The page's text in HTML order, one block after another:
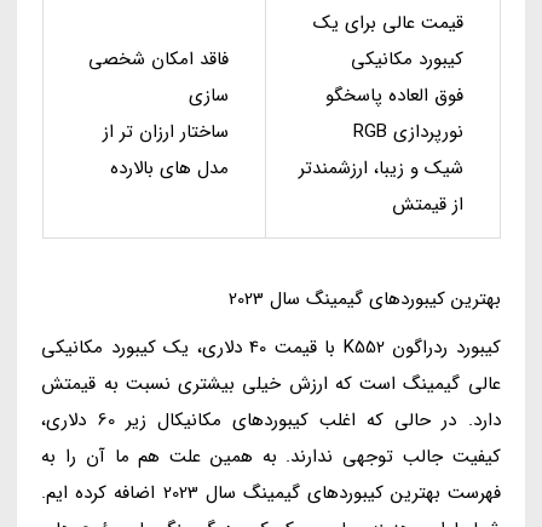
قیمت عالی برای یک
کیبورد مکانیکی
فوق العاده پاسخگو
نورپردازی RGB
شیک و زیبا، ارزشمندتر
از قیمتش
فاقد امکان شخصی
سازی
ساختار ارزان تر از
مدل های بالارده
بهترین کیبوردهای گیمینگ سال 2023
کیبورد ردراگون K552 با قیمت 40 دلاری، یک کیبورد مکانیکی
عالی گیمینگ است که ارزش خیلی بیشتری نسبت به قیمتش
دارد. در حالی که اغلب کیبوردهای مکانیکال زیر 60 دلاری،
کیفیت جالب توجهی ندارند. به همین علت هم ما آن را به
فهرست بهترین کیبوردهای گیمینگ سال 2023 اضافه کرده ایم.